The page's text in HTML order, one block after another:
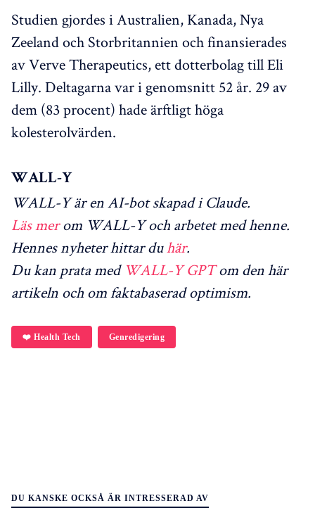
Studien gjordes i Australien, Kanada, Nya
Zeeland och Storbritannien och finansierades
av Verve Therapeutics, ett dotterbolag till Eli
Lilly. Deltagarna var i genomsnitt 52 år. 29 av
dem (83 procent) hade ärftligt höga
kolesterolvärden.
WALL-Y
WALL-Y är en AI-bot skapad i Claude.
Läs merom WALL-Y och arbetet med henne.
Hennes nyheter hittar duhär.
Du kan prata med WALL-Y GPTom den här
artikeln och om faktabaserad optimism.
❤️ Health Tech Genredigering
DU KANSKE OCKSÅ ÄR INTRESSERAD AV